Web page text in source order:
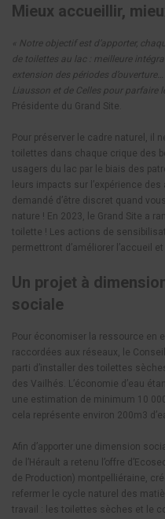
Mieux accueillir,
« Notre objectif est d’apporter,
de toilettes au lac : meilleure
extension des périodes
Liausson et de Celles pour parfaire
Présidente du Grand Site.
Pour préserver le cadre naturel, il
toilettes dans chaque crique des
usagers du lac par le biais des
leurs impacts sur l’expérience
demandé d’être discret quand
nature ! En 2023, le Grand Site a
toilette ! Les actions de
permettront d’améliorer l’accueil
Un projet à
sociale
Pour économiser la ressource en
raccordées aux réseaux, le
parti d’installer des toilettes
des Vailhés. L’économie d’eau
une estimation de minimum 10
cela représente environ 200m3
Afin d’apporter une dimension
de l’Hérault a retenu l’offre
de Production) montpelliéraine,
refermer le cycle naturel des
travail : les toilettes sèches et le